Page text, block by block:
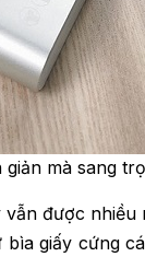
mà sang
được
giấy cứng